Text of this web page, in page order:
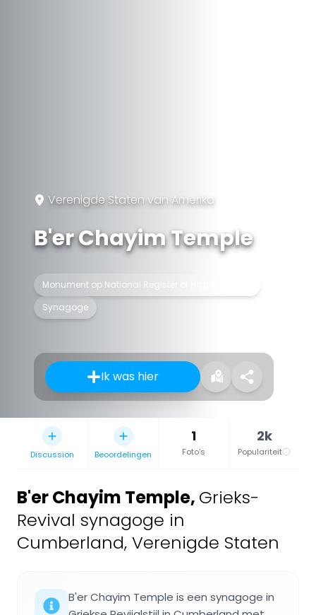
Verenigde Staten van Amerika
B'er Chayim Temple
Monument op National Register of Historic Places
Synagoge
Ik was hier
Discussion Beoordelingen
1
Foto's
2k
Populariteit
B'er Chayim Temple, Grieks-
Revival synagoge in
Cumberland, Verenigde Staten
B'er Chayim Temple is een synagoge in